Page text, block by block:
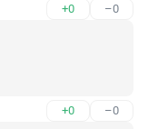
на трёх работах.
Банк,
+0 –0
+0 –0